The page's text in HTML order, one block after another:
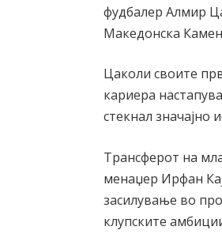
фудбалер Алмир
Македонска
Цаколи своите
кариера
стекнал значајно
Трансферот на
менаџер Ирфан
засилување во
клупските